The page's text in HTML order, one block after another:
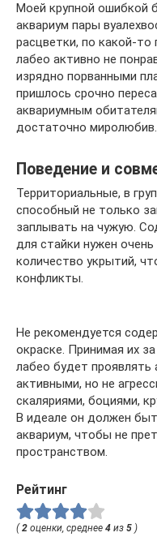
Моей крупной ошибкой
аквариум пары
расцветки, по какой-то
лабео активно не
изрядно порванными
пришлось срочно
аквариумным
достаточно
Поведение и
Территориальные, в
способный не только
заплывать на чужую.
для стайки нужен
количество укрытий,
конфликты.
Не рекомендуется
окраске. Принимая их
лабео будет
активными, но не
скаляриями, боциями,
В идеале он должен
аквариум, чтобы не
пространством.
Рейтинг
( 2 оценки, среднее 4 из 5 )